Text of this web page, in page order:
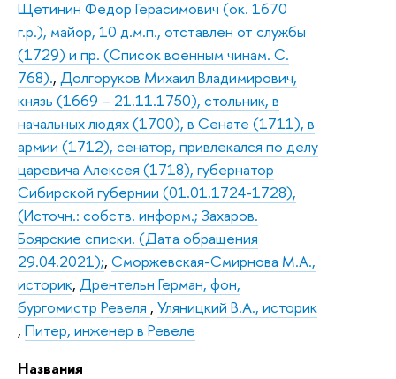
Щетинин Федор Герасимович (ок. 1670
г.р.), майор, 10 д.м.п., отставлен от службы
(1729) и пр. (Список военным чинам. С.
768)., Долгоруков Михаил Владимирович,
князь (1669 – 21.11.1750), стольник, в
начальных людях (1700), в Сенате (1711), в
армии (1712), сенатор, привлекался по делу
царевича Алексея (1718), губернатор
Сибирской губернии (01.01.1724-1728),
(Источн.: собств. информ.; Захаров.
Боярские списки. (Дата обращения
29.04.2021);, Сморжевская-Смирнова М.А.,
историк, Дрентельн Герман, фон,
бургомистр Ревеля , Уляницкий В.А., историк
, Питер, инженер в Ревеле
Названия